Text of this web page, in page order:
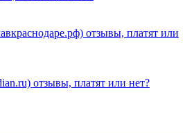
отзывы, платят или
отзывы, платят или нет?